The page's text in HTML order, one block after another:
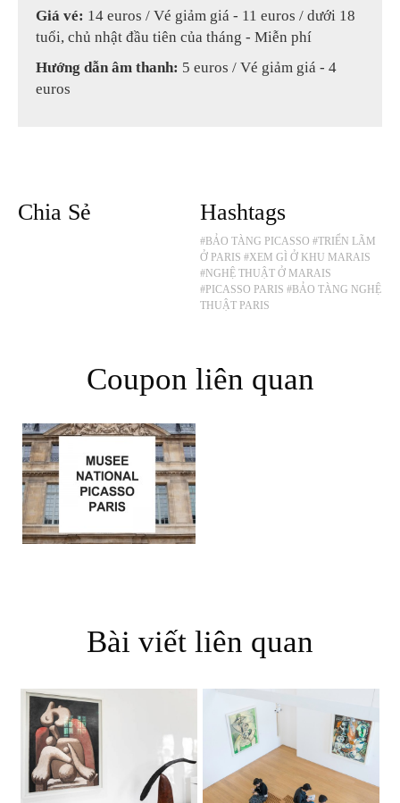
Giá vé: 14 euros / Vé giảm giá - 11 euros / dưới 18
tuổi, chủ nhật đầu tiên của tháng - Miễn phí
Hướng dẫn âm thanh: 5 euros / Vé giảm giá - 4
euros
Chia Sẻ Hashtags
#BẢO TÀNG PICASSO #TRIỂN LÃM
Ở PARIS #XEM GÌ Ở KHU MARAIS
#NGHỆ THUẬT Ở MARAIS
#PICASSO PARIS #BẢO TÀNG NGHỆ
THUẬT PARIS
Coupon liên quan
Bài viết liên quan